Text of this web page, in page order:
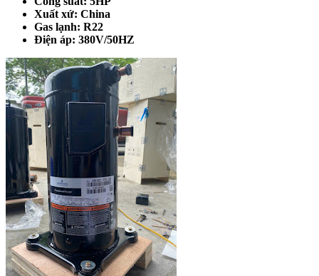
Xuất xứ: China
Gas lạnh: R22
Điện áp: 380V/50HZ